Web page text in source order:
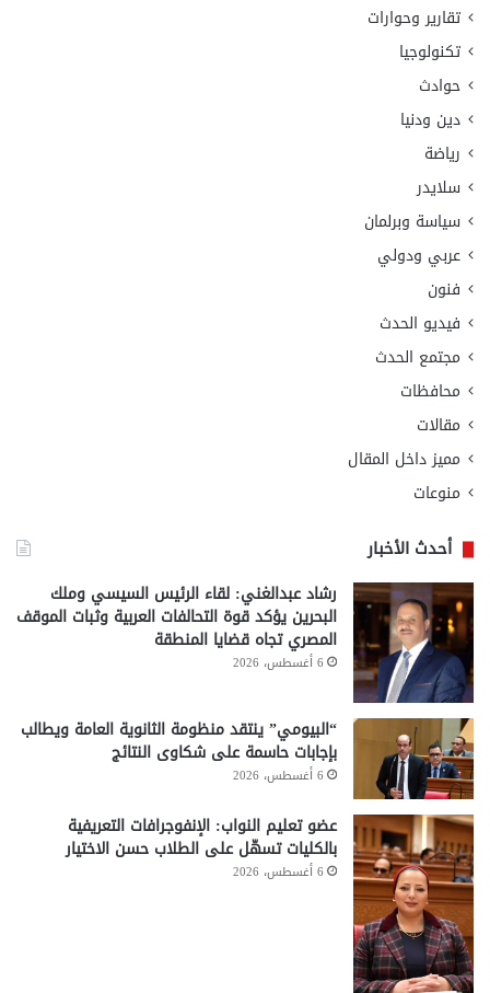
تقارير وحوارات
تكنولوجيا
حوادث
دين ودنيا
رياضة
سلايدر
سياسة وبرلمان
عربي ودولي
فنون
فيديو الحدث
مجتمع الحدث
محافظات
مقالات
مميز داخل المقال
منوعات
أحدث الأخبار
رشاد عبدالغني: لقاء الرئيس السيسي وملك
البحرين يؤكد قوة التحالفات العربية وثبات الموقف
المصري تجاه قضايا المنطقة
6 أغسطس، 2026
“البيومي” ينتقد منظومة الثانوية العامة ويطالب
بإجابات حاسمة على شكاوى النتائج
6 أغسطس، 2026
عضو تعليم النواب: الإنفوجرافات التعريفية
بالكليات تسهّل على الطلاب حسن الاختيار
6 أغسطس، 2026